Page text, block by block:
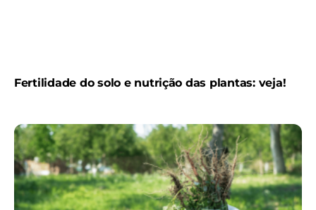
Fertilidade do solo e nutrição das plantas: veja!